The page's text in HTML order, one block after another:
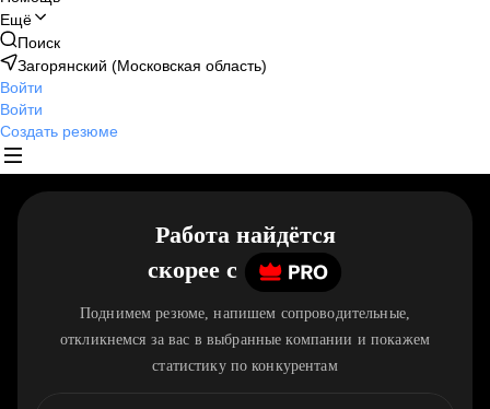
Ещё
Поиск
Загорянский (Московская область)
Войти
Войти
Создать резюме
Работа найдётся
скорее c
Поднимем резюме, напишем сопроводительные,
откликнемся за вас в выбранные компании и покажем
статистику по конкурентам